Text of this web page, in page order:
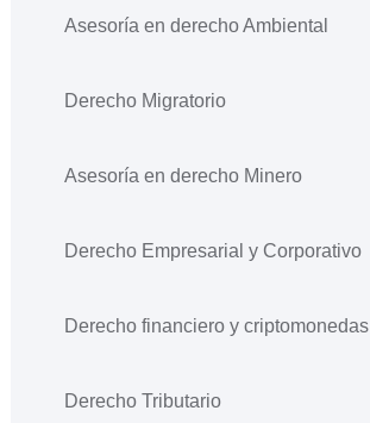
Asesoría en derecho Ambiental
Derecho Migratorio
Asesoría en derecho Minero
Derecho Empresarial y Corporativo
Derecho financiero y criptomonedas
Derecho Tributario